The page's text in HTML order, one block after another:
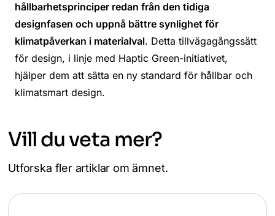
hållbarhetsprinciper redan från den tidiga
designfasen och uppnå bättre synlighet för
klimatpåverkan i materialval. Detta tillvägagångssätt
för design, i linje med Haptic Green-initiativet,
hjälper dem att sätta en ny standard för hållbar och
klimatsmart design.
Vill du veta mer?
Utforska fler artiklar om ämnet.